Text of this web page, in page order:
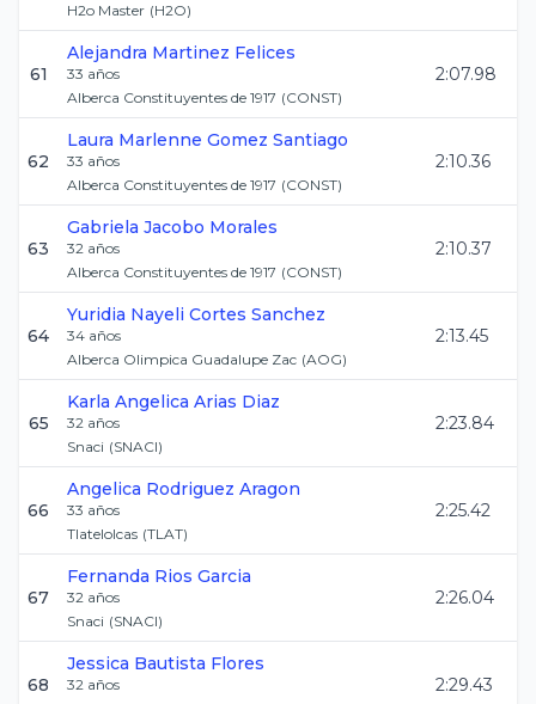
H2o Master (H2O)
61
Alejandra Martinez Felices
33 años
Alberca Constituyentes de 1917 (CONST)
2:07.98
62
Laura Marlenne Gomez Santiago
33 años
Alberca Constituyentes de 1917 (CONST)
2:10.36
63
Gabriela Jacobo Morales
32 años
Alberca Constituyentes de 1917 (CONST)
2:10.37
64
Yuridia Nayeli Cortes Sanchez
34 años
Alberca Olimpica Guadalupe Zac (AOG)
2:13.45
65
Karla Angelica Arias Diaz
32 años
Snaci (SNACI)
2:23.84
66
Angelica Rodriguez Aragon
33 años
Tlatelolcas (TLAT)
2:25.42
67
Fernanda Rios Garcia
32 años
Snaci (SNACI)
2:26.04
68
Jessica Bautista Flores
32 años
2:29.43